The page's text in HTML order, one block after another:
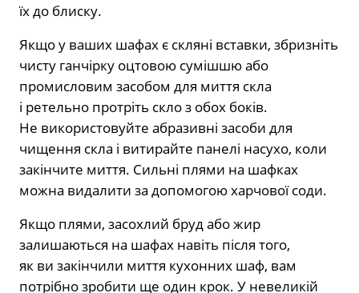
їх до блиску.
Якщо у ваших шафах є скляні вставки, збризніть
чисту ганчірку оцтовою сумішшю або
промисловим засобом для миття скла
і ретельно протріть скло з обох боків.
Не використовуйте абразивні засоби для
чищення скла і витирайте панелі насухо, коли
закінчите миття. Сильні плями на шафках
можна видалити за допомогою харчової соди.
Якщо плями, засохлий бруд або жир
залишаються на шафах навіть після того,
як ви закінчили миття кухонних шаф, вам
потрібно зробити ще один крок. У невеликій